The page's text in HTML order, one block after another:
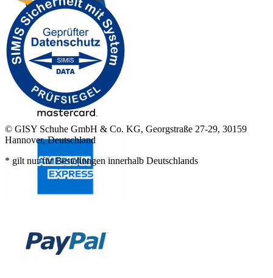
© GISY Schuhe GmbH & Co. KG, Georgstraße 27-29, 30159
Hannover, Deutschland
* gilt nur für Bestellungen innerhalb Deutschlands